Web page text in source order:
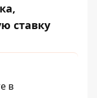
ставку
в